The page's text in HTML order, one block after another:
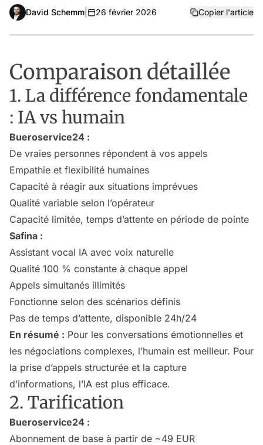
David Schemm 26 février 2026 Copier l'article
Comparaison détaillée
1. La différence fondamentale
: IA vs humain
Bueroservice24 :
De vraies personnes répondent à vos appels
Empathie et flexibilité humaines
Capacité à réagir aux situations imprévues
Qualité variable selon l’opérateur
Capacité limitée, temps d’attente en période de pointe
Safina :
Assistant vocal IA avec voix naturelle
Qualité 100 % constante à chaque appel
Appels simultanés illimités
Fonctionne selon des scénarios définis
Pas de temps d’attente, disponible 24h/24
En résumé : Pour les conversations émotionnelles et
les négociations complexes, l’humain est meilleur. Pour
la prise d’appels structurée et la capture
d’informations, l’IA est plus efficace.
2. Tarification
Bueroservice24 :
Abonnement de base à partir de ~49 EUR